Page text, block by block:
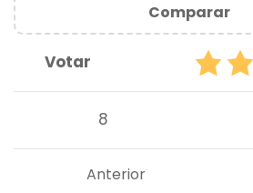
Comparar
Votar
8
Anterior